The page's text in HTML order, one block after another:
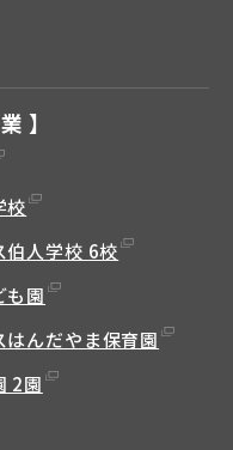
】
校
伯人学校 6校
も園
んだやま保育園
2園